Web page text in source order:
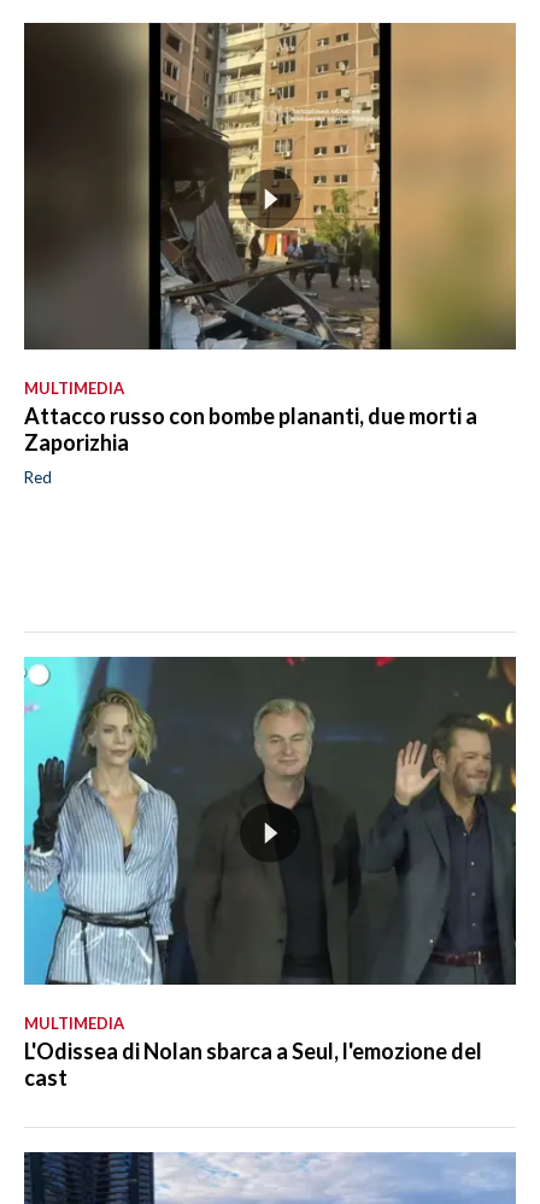
MULTIMEDIA
Attacco russo con bombe plananti, due morti a
Zaporizhia
Red
MULTIMEDIA
L'Odissea di Nolan sbarca a Seul, l'emozione del
cast